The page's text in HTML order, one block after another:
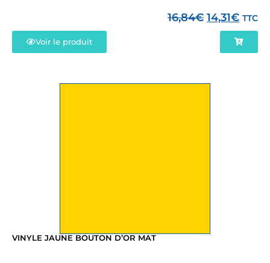
16,84€ 14,31€ TTC
Voir le produit
VINYLE JAUNE BOUTON D’OR MAT